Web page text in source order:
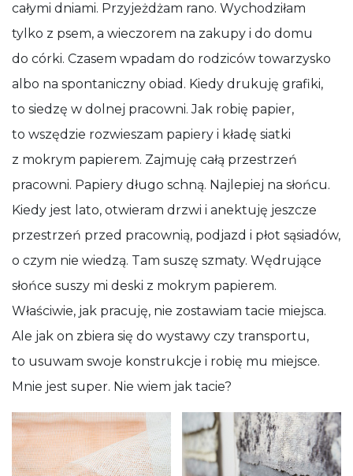
całymi dniami. Przyjeżdżam rano. Wychodziłam
tylko z psem, a wieczorem na zakupy i do domu
do córki. Czasem wpadam do rodziców towarzysko
albo na spontaniczny obiad. Kiedy drukuję grafiki,
to siedzę w dolnej pracowni. Jak robię papier,
to wszędzie rozwieszam papiery i kładę siatki
z mokrym papierem. Zajmuję całą przestrzeń
pracowni. Papiery długo schną. Najlepiej na słońcu.
Kiedy jest lato, otwieram drzwi i anektuję jeszcze
przestrzeń przed pracownią, podjazd i płot sąsiadów,
o czym nie wiedzą. Tam suszę szmaty. Wędrujące
słońce suszy mi deski z mokrym papierem.
Właściwie, jak pracuję, nie zostawiam tacie miejsca.
Ale jak on zbiera się do wystawy czy transportu,
to usuwam swoje konstrukcje i robię mu miejsce.
Mnie jest super. Nie wiem jak tacie?